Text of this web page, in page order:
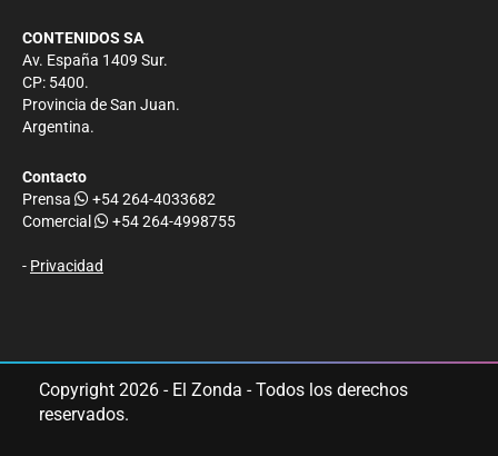
CONTENIDOS SA
Av. España 1409 Sur.
CP: 5400.
Provincia de San Juan.
Argentina.
Contacto
Prensa
+54 264-4033682
Comercial
+54 264-4998755
- Privacidad
Copyright 2026 - El Zonda - Todos los derechos
reservados.